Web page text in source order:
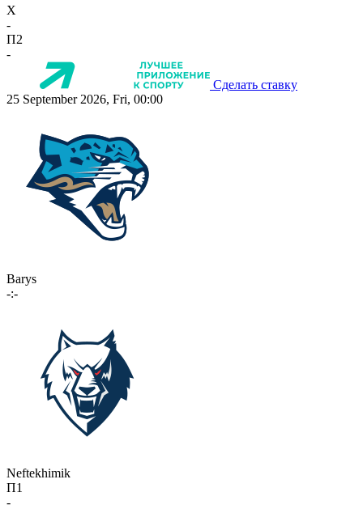
X
-
П2
-
Сделать ставку
25 September 2026, Fri, 00:00
Barys
-:-
Neftekhimik
П1
-